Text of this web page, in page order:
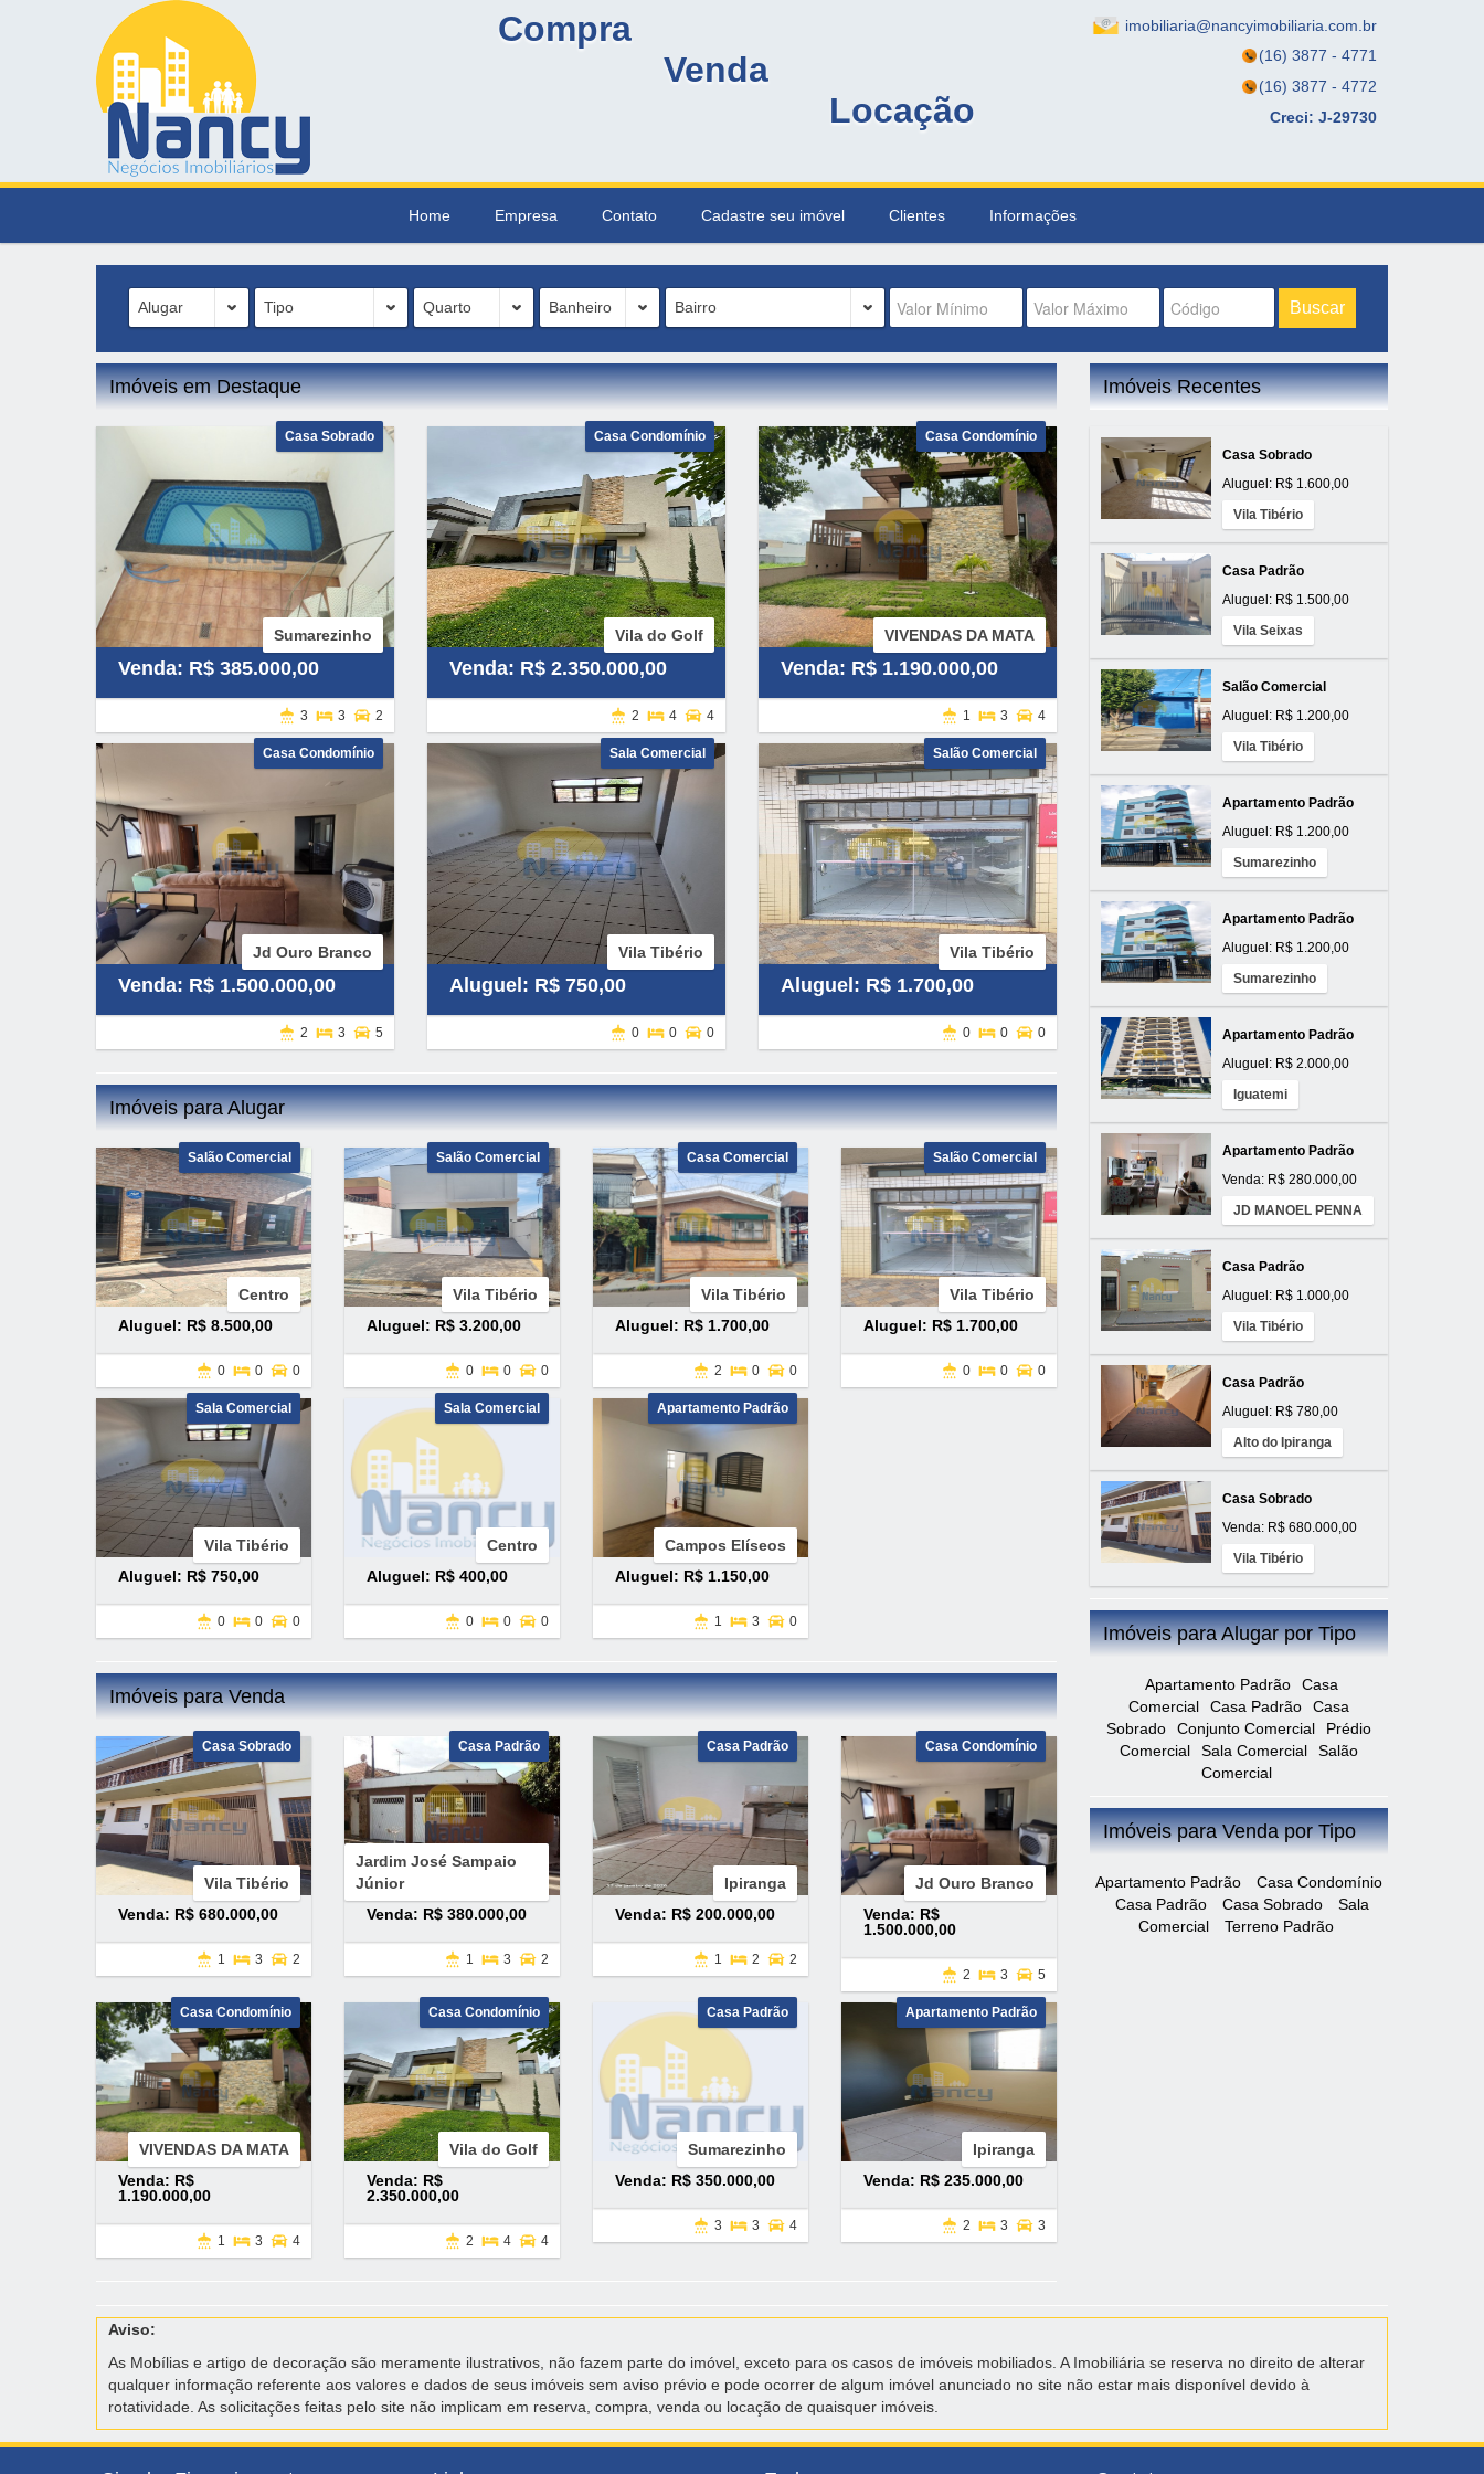
Compra
Venda
Locação
imobiliaria@nancyimobiliaria.com.br
(16) 3877 - 4771
(16) 3877 - 4772
Creci: J-29730
Home Empresa Contato Cadastre seu imóvel Clientes Informações
Alugar Tipo Quarto Banheiro Bairro Buscar
Imóveis em Destaque
Casa Sobrado
Sumarezinho
Venda: R$ 385.000,00
2
3
3
Casa Condomínio
Vila do Golf
Venda: R$ 2.350.000,00
4
4
2
Casa Condomínio
VIVENDAS DA MATA
Venda: R$ 1.190.000,00
4
3
1
Casa Condomínio
Jd Ouro Branco
Venda: R$ 1.500.000,00
5
3
2
Sala Comercial
Vila Tibério
Aluguel: R$ 750,00
0
0
0
Salão Comercial
Vila Tibério
Aluguel: R$ 1.700,00
0
0
0
Imóveis para Alugar
Salão Comercial
Centro
Aluguel: R$ 8.500,00
0
0
0
Salão Comercial
Vila Tibério
Aluguel: R$ 3.200,00
0
0
0
Casa Comercial
Vila Tibério
Aluguel: R$ 1.700,00
0
0
2
Salão Comercial
Vila Tibério
Aluguel: R$ 1.700,00
0
0
0
Sala Comercial
Vila Tibério
Aluguel: R$ 750,00
0
0
0
Sala Comercial
Centro
Aluguel: R$ 400,00
0
0
0
Apartamento Padrão
Campos Elíseos
Aluguel: R$ 1.150,00
0
3
1
Imóveis para Venda
Casa Sobrado
Vila Tibério
Venda: R$ 680.000,00
2
3
1
Casa Padrão
Jardim José Sampaio
Júnior
Venda: R$ 380.000,00
2
3
1
Casa Padrão
Ipiranga
Venda: R$ 200.000,00
2
2
1
Casa Condomínio
Jd Ouro Branco
Venda: R$
1.500.000,00
5
3
2
Casa Condomínio
VIVENDAS DA MATA
Venda: R$
1.190.000,00
4
3
1
Casa Condomínio
Vila do Golf
Venda: R$
2.350.000,00
4
4
2
Casa Padrão
Sumarezinho
Venda: R$ 350.000,00
4
3
3
Apartamento Padrão
Ipiranga
Venda: R$ 235.000,00
3
3
2
Imóveis Recentes
Casa Sobrado
Aluguel: R$ 1.600,00
Vila Tibério
Casa Padrão
Aluguel: R$ 1.500,00
Vila Seixas
Salão Comercial
Aluguel: R$ 1.200,00
Vila Tibério
Apartamento Padrão
Aluguel: R$ 1.200,00
Sumarezinho
Apartamento Padrão
Aluguel: R$ 1.200,00
Sumarezinho
Apartamento Padrão
Aluguel: R$ 2.000,00
Iguatemi
Apartamento Padrão
Venda: R$ 280.000,00
JD MANOEL PENNA
Casa Padrão
Aluguel: R$ 1.000,00
Vila Tibério
Casa Padrão
Aluguel: R$ 780,00
Alto do Ipiranga
Casa Sobrado
Venda: R$ 680.000,00
Vila Tibério
Imóveis para Alugar por Tipo
Apartamento Padrão
Casa
Comercial
Casa Padrão
Casa
Sobrado
Conjunto Comercial
Prédio
Comercial
Sala Comercial
Salão
Comercial
Imóveis para Venda por Tipo
Apartamento Padrão
Casa Condomínio
Casa Padrão
Casa Sobrado
Sala
Comercial
Terreno Padrão
Aviso:
As Mobílias e artigo de decoração são meramente ilustrativos, não fazem parte do imóvel, exceto para os casos de imóveis mobiliados. A Imobiliária se reserva no direito de alterar
qualquer informação referente aos valores e dados de seus imóveis sem aviso prévio e pode ocorrer de algum imóvel anunciado no site não estar mais disponível devido à
rotatividade. As solicitações feitas pelo site não implicam em reserva, compra, venda ou locação de quaisquer imóveis.